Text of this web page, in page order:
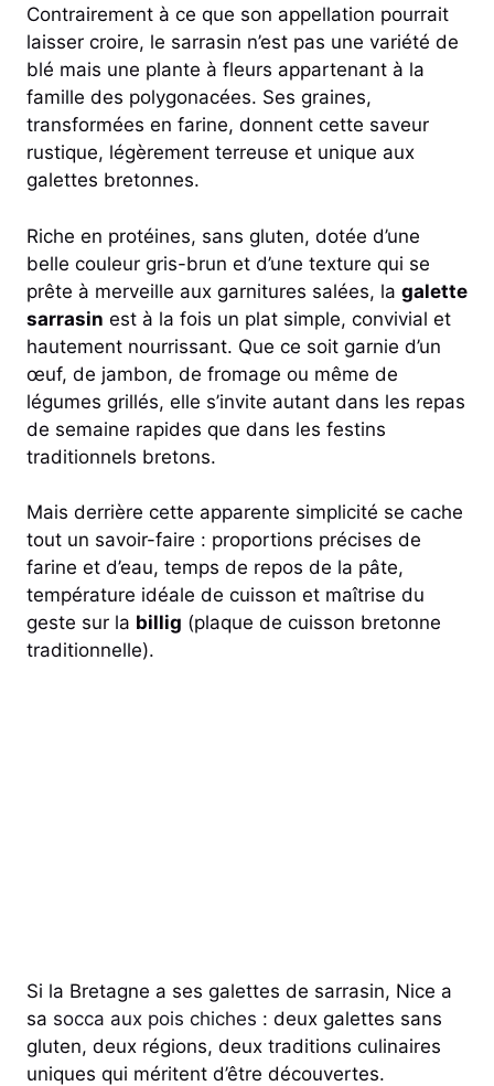
Contrairement à ce que son appellation pourrait
laisser croire, le sarrasin n’est pas une variété de
blé mais une plante à fleurs appartenant à la
famille des polygonacées. Ses graines,
transformées en farine, donnent cette saveur
rustique, légèrement terreuse et unique aux
galettes bretonnes.
Riche en protéines, sans gluten, dotée d’une
belle couleur gris-brun et d’une texture qui se
prête à merveille aux garnitures salées, la galette
sarrasin est à la fois un plat simple, convivial et
hautement nourrissant. Que ce soit garnie d’un
œuf, de jambon, de fromage ou même de
légumes grillés, elle s’invite autant dans les repas
de semaine rapides que dans les festins
traditionnels bretons.
Mais derrière cette apparente simplicité se cache
tout un savoir-faire : proportions précises de
farine et d’eau, temps de repos de la pâte,
température idéale de cuisson et maîtrise du
geste sur la billig (plaque de cuisson bretonne
traditionnelle).
Si la Bretagne a ses galettes de sarrasin, Nice a
sa socca aux pois chiches : deux galettes sans
gluten, deux régions, deux traditions culinaires
uniques qui méritent d’être découvertes.